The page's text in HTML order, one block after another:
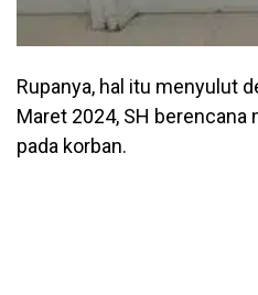
Rupanya, hal itu menyulut
Maret 2024, SH berencana
pada korban.